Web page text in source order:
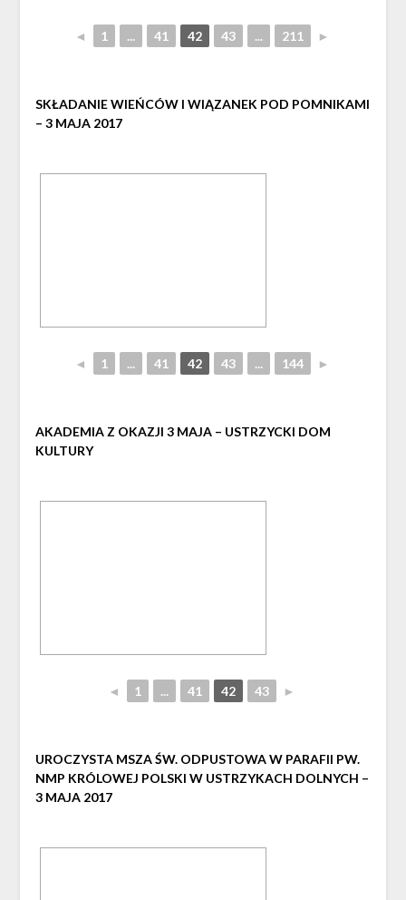
◄ 1 ... 41 42 43 ... 211 ►
SKŁADANIE WIEŃCÓW I WIĄZANEK POD POMNIKAMI
– 3 MAJA 2017
◄ 1 ... 41 42 43 ... 144 ►
AKADEMIA Z OKAZJI 3 MAJA – USTRZYCKI DOM
KULTURY
◄ 1 ... 41 42 43 ►
UROCZYSTA MSZA ŚW. ODPUSTOWA W PARAFII PW.
NMP KRÓLOWEJ POLSKI W USTRZYKACH DOLNYCH –
3 MAJA 2017